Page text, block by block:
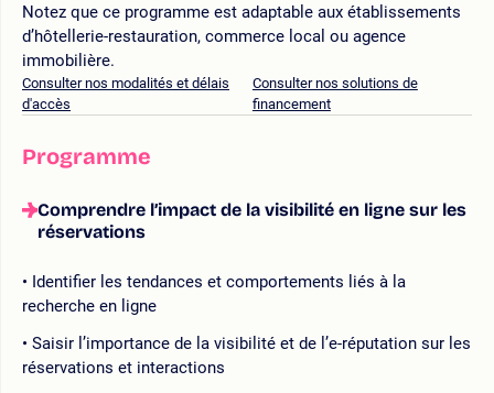
Notez que ce programme est adaptable aux établissements
d’hôtellerie-restauration, commerce local ou agence
immobilière.
Consulter nos modalités et délais
d'accès
Consulter nos solutions de
financement
Programme
Comprendre l’impact de la visibilité en ligne sur les
réservations
Identifier les tendances et comportements liés à la
recherche en ligne
Saisir l’importance de la visibilité et de l’e-réputation sur les
réservations et interactions